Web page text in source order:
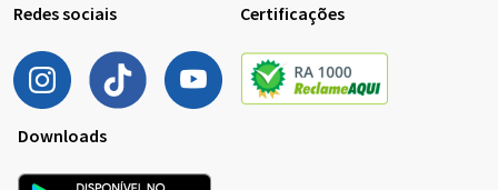
Redes sociais Certificações
Downloads